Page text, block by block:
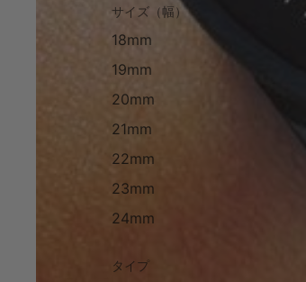
サイズ（幅）
18mm
19mm
20mm
21mm
22mm
23mm
24mm
タイプ